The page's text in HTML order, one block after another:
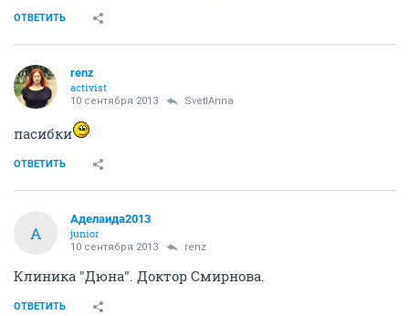
ОТВЕТИТЬ
renz
activist
10 сентября 2013 SvetlAnna
пасибки
ОТВЕТИТЬ
А
Аделаида2013
junior
10 сентября 2013 renz
Клиника "Дюна". Доктор Смирнова.
ОТВЕТИТЬ